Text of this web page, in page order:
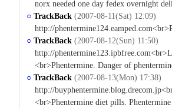
norx needed one day fedex overnight
○ TrackBack (2007-08-11(Sat) 12:09)
http://
○ TrackBack (2007-08-12(Sun) 11:50)
http://
<br>Phentermine. Danger of
○ TrackBack (2007-08-13(Mon) 17:38)
http://
<br>Phentermine diet pills.